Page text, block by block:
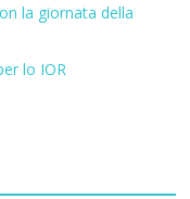
la giornata della
lo IOR